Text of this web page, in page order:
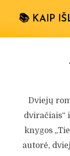
📚 KAIP
Dviejų
dviračiais“
knygos
autorė,